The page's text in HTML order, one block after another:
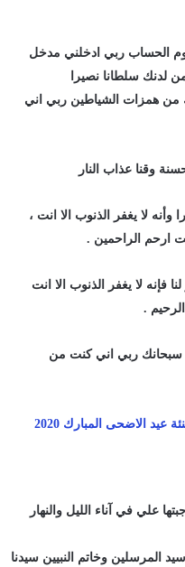
الحساب ربي ادخلني مدخل
سلطانا نصيرا
من همزات الشياطين ربي اني
وقنا عذاب النار
لا يغفر الذنوب الا انت ،
ارحم الراحمين .
لنا فإنه لا يغفر الذنوب الا انت
.
سبحانك ربي اني كنت من
عيد الاضحى المبارك 2020
علي في آناء الليل والنهار
وخاتم النبيين سيدنا